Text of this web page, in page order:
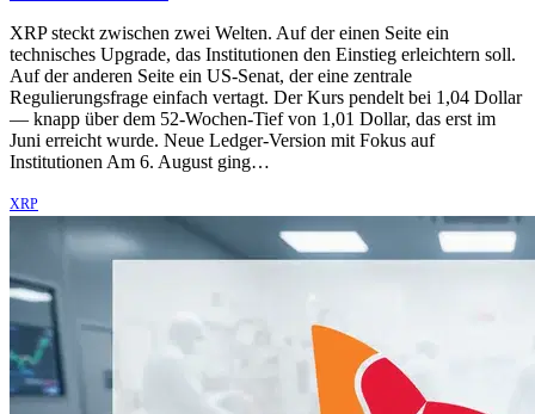
XRP steckt zwischen zwei Welten. Auf der einen Seite ein
technisches Upgrade, das Institutionen den Einstieg erleichtern soll.
Auf der anderen Seite ein US-Senat, der eine zentrale
Regulierungsfrage einfach vertagt. Der Kurs pendelt bei 1,04 Dollar
— knapp über dem 52-Wochen-Tief von 1,01 Dollar, das erst im
Juni erreicht wurde. Neue Ledger-Version mit Fokus auf
Institutionen Am 6. August ging…
XRP